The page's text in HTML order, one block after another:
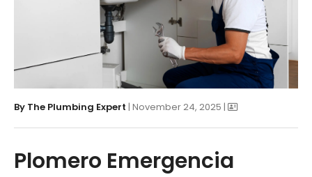
By The Plumbing Expert | November 24, 2025 |
Plomero Emergencia